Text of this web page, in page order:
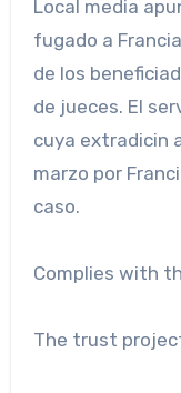
Local media
fugado a
de los
de jueces. El
cuya extradicin
marzo por
caso.
Complies with
The trust